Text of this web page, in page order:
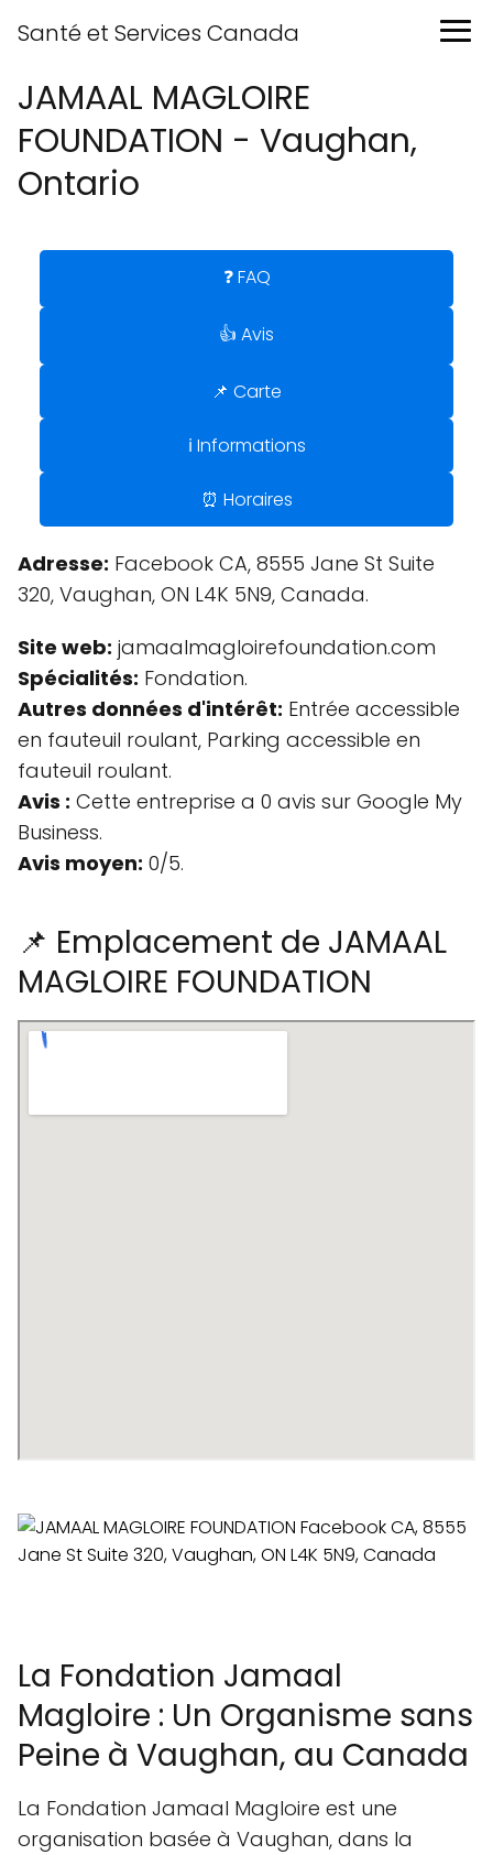
Santé et Services Canada
JAMAAL MAGLOIRE
FOUNDATION - Vaughan,
Ontario
❓ FAQ
👍 Avis
📌 Carte
ℹ️ Informations
⏰ Horaires
Adresse: Facebook CA, 8555 Jane St Suite
320, Vaughan, ON L4K 5N9, Canada.
Site web: jamaalmagloirefoundation.com
Spécialités: Fondation.
Autres données d'intérêt: Entrée accessible
en fauteuil roulant, Parking accessible en
fauteuil roulant.
Avis : Cette entreprise a 0 avis sur Google My
Business.
Avis moyen: 0/5.
📌 Emplacement de JAMAAL
MAGLOIRE FOUNDATION
La Fondation Jamaal
Magloire : Un Organisme sans
Peine à Vaughan, au Canada
La Fondation Jamaal Magloire est une
organisation basée à Vaughan, dans la